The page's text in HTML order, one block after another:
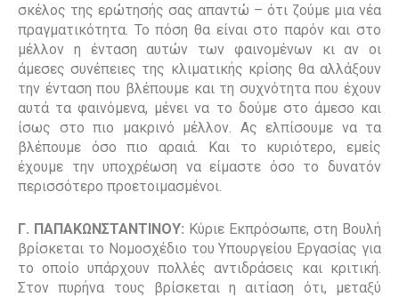
σκέλος της ερώτησής σας απαντώ – ότι ζούμε μια νέα
πραγματικότητα. Το πόση θα είναι στο παρόν και στο
μέλλον η ένταση αυτών των φαινομένων κι αν οι
άμεσες συνέπειες της κλιματικής κρίσης θα αλλάξουν
την ένταση που βλέπουμε και τη συχνότητα που έχουν
αυτά τα φαινόμενα, μένει να το δούμε στο άμεσο και
ίσως στο πιο μακρινό μέλλον. Ας ελπίσουμε να τα
βλέπουμε όσο πιο αραιά. Και το κυριότερο, εμείς
έχουμε την υποχρέωση να είμαστε όσο το δυνατόν
περισσότερο προετοιμασμένοι.
Γ. ΠΑΠΑΚΩΝΣΤΑΝΤΙΝΟΥ: Κύριε Εκπρόσωπε, στη Βουλή
βρίσκεται το Νομοσχέδιο του Υπουργείου Εργασίας για
το οποίο υπάρχουν πολλές αντιδράσεις και κριτική.
Στον πυρήνα τους βρίσκεται η αιτίαση ότι, μεταξύ